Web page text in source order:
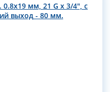
мм, 21 G x 3/4", с
выход - 80 мм.